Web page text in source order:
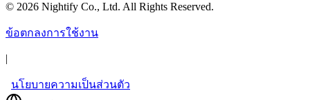
© 2026 Nightify Co., Ltd. All Rights Reserved.
ข้อตกลงการใช้งาน
|
นโยบายความเป็นส่วนตัว